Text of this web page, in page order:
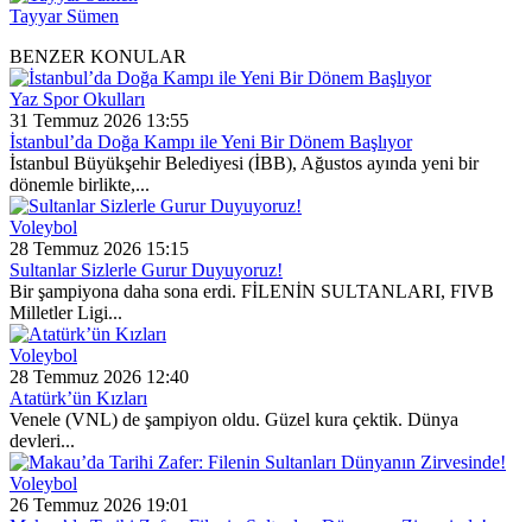
Tayyar Sümen
BENZER KONULAR
Yaz Spor Okulları
31 Temmuz 2026 13:55
İstanbul’da Doğa Kampı ile Yeni Bir Dönem Başlıyor
İstanbul Büyükşehir Belediyesi (İBB), Ağustos ayında yeni bir
dönemle birlikte,...
Voleybol
28 Temmuz 2026 15:15
Sultanlar Sizlerle Gurur Duyuyoruz!
Bir şampiyona daha sona erdi. FİLENİN SULTANLARI, FIVB
Milletler Ligi...
Voleybol
28 Temmuz 2026 12:40
Atatürk’ün Kızları
Venele (VNL) de şampiyon oldu. Güzel kura çektik. Dünya
devleri...
Voleybol
26 Temmuz 2026 19:01